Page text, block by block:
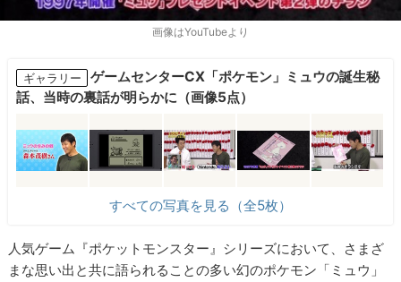
画像はYouTubeより
ギャラリー
ゲームセンターCX「ポケモン」ミュウの誕生秘
話、当時の裏話が明らかに（画像5点）
すべての写真を見る（全5枚）
人気ゲーム『ポケットモンスター』シリーズにおいて、さまざ
まな思い出と共に語られることの多い幻のポケモン「ミュウ」